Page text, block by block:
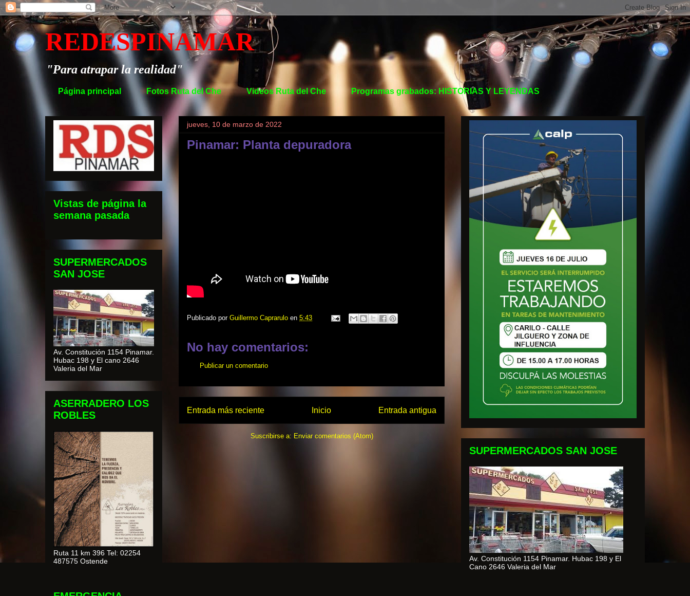
REDESPINAMAR
"Para atrapar la realidad"
Página principal Fotos Ruta del Che Videos Ruta del Che Programas grabados: HISTORIAS Y LEYENDAS
jueves, 10 de marzo de 2022
Pinamar: Planta depuradora
Publicado por Guillermo Caprarulo en 5:43
No hay comentarios:
Publicar un comentario
Entrada más reciente Entrada antigua
Inicio
Suscribirse a: Enviar comentarios (Atom)
Vistas de página la
semana pasada
SUPERMERCADOS
SAN JOSE
Av. Constitución 1154 Pinamar.
Hubac 198 y El cano 2646
Valeria del Mar
ASERRADERO LOS
ROBLES
Ruta 11 km 396 Tel: 02254
487575 Ostende
SUPERMERCADOS SAN JOSE
Av. Constitución 1154 Pinamar. Hubac 198 y El
Cano 2646 Valeria del Mar